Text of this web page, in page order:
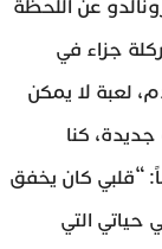
عن اللحظة
جزاء في
لعبة لا يمكن
كنا
“قلبي كان يخفق
التي